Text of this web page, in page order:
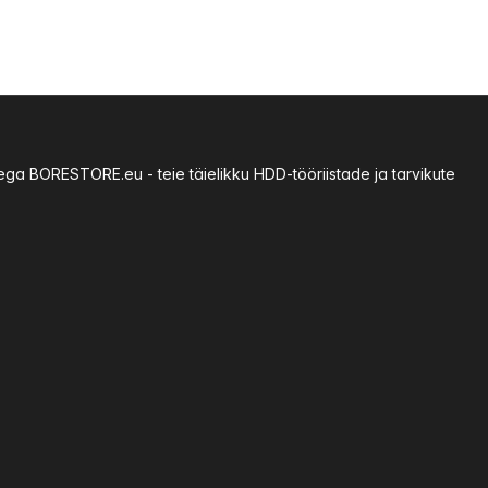
BORESTORE.eu - teie täielikku HDD-tööriistade ja tarvikute